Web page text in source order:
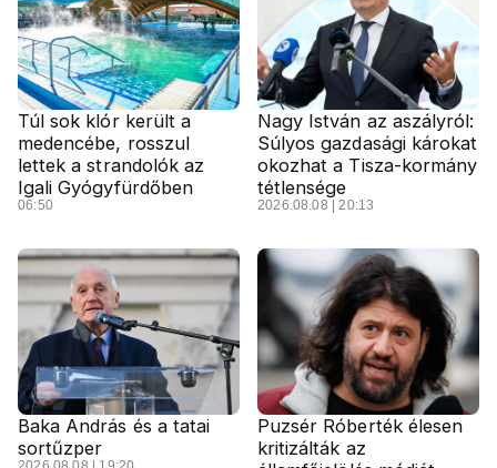
Túl sok klór került a
medencébe, rosszul
lettek a strandolók az
Igali Gyógyfürdőben
06:50
Nagy István az aszályról:
Súlyos gazdasági károkat
okozhat a Tisza-kormány
tétlensége
2026.08.08 | 20:13
Baka András és a tatai
sortűzper
Puzsér Róberték élesen
kritizálták az